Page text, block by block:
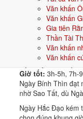
Văn khấn
Văn khấn
Gia tiên
Thần Tài
Văn khấn
Văn khấn
Trực Thành, Sao
Ngày tốt dựa trên
Xem chi tiết ngày 9/8
Tháng 8
10 28/6 âm
Thứ Hai
5/10 · Ngày
Giờ tốt: 3h-5h, 7h-
Ngày Bính Thìn đạt
nhờ Sao Tất, dù
Ngày Hắc Đạo kém